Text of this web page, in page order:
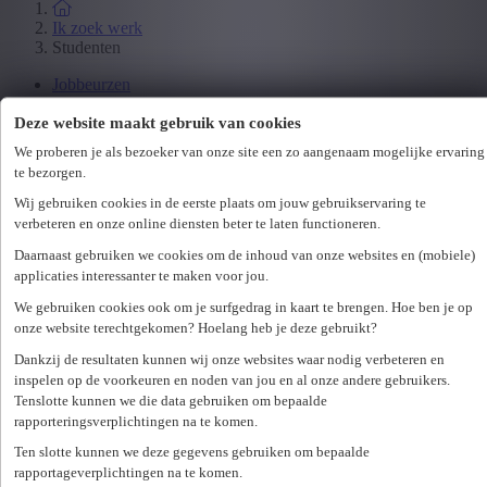
Deze website maakt gebruik van cookies
We proberen je als bezoeker van onze site een zo aangenaam mogelijke ervaring
te bezorgen.
Wij gebruiken cookies in de eerste plaats om jouw gebruikservaring te
verbeteren en onze online diensten beter te laten functioneren.
Daarnaast gebruiken we cookies om de inhoud van onze websites en (mobiele)
applicaties interessanter te maken voor jou.
We gebruiken cookies ook om je surfgedrag in kaart te brengen. Hoe ben je op
onze website terechtgekomen? Hoelang heb je deze gebruikt?
Dankzij de resultaten kunnen wij onze websites waar nodig verbeteren en
inspelen op de voorkeuren en noden van jou en al onze andere gebruikers.
Tenslotte kunnen we die data gebruiken om bepaalde
rapporteringsverplichtingen na te komen.
Ten slotte kunnen we deze gegevens gebruiken om bepaalde
rapportageverplichtingen na te komen.
Ik zoek werk
Studenten
Jobbeurzen
Wetgeving
Ik zoek personeel
Specialisaties
Customer Care
Accounting & Finance
Maritiem
Ik zoek personeel
Hr-diensten
Assessments
Flexi-jobs
Projectsourcing